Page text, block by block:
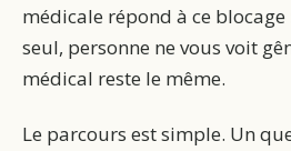
médicale répond à ce blocage
seul, personne ne vous voit
médical reste le même.
Le parcours est simple. Un